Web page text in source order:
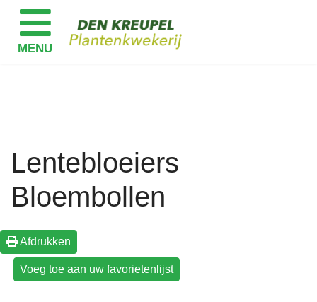
Lentebloeiers
Bloembollen
Afdrukken